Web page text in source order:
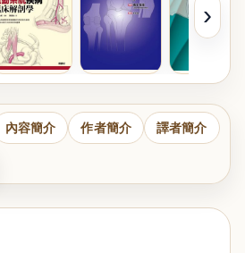
›
內容簡介 作者簡介 譯者簡介